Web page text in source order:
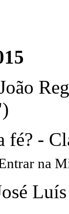
fé? -
na